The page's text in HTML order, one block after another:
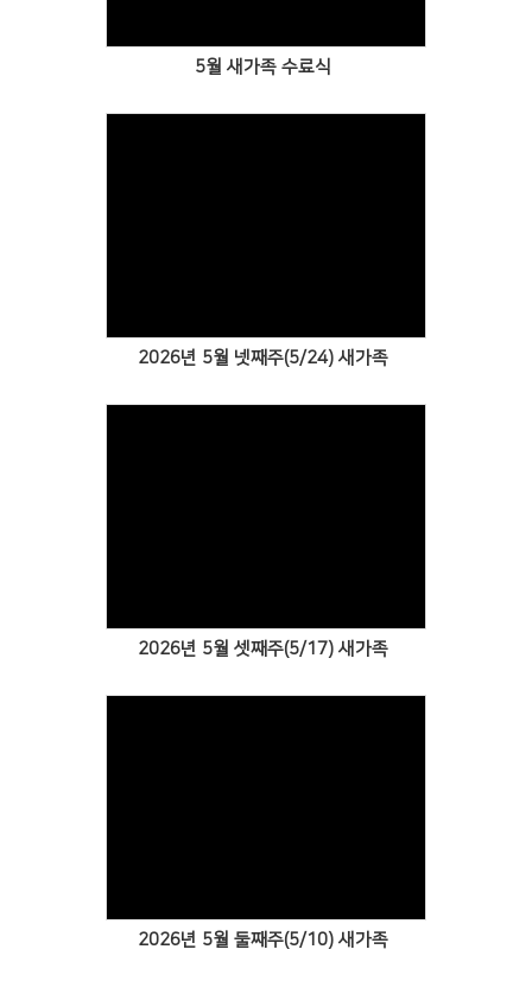
5월 새가족 수료식
2026년 5월 넷째주(5/24) 새가족
2026년 5월 셋째주(5/17) 새가족
2026년 5월 둘째주(5/10) 새가족